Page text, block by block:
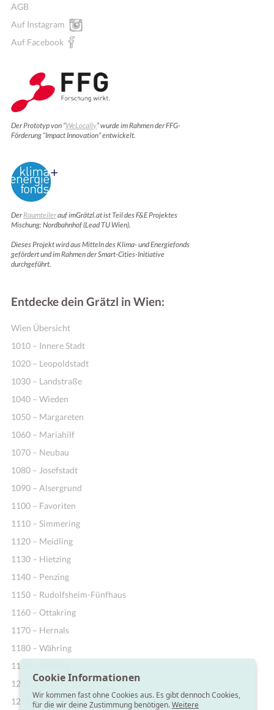
AGB
Auf Instagram
Auf Facebook
Der Prototyp von “WeLocally” wurde im Rahmen der FFG-
Förderung “Impact Innovation” entwickelt.
DerRaumteilerauf imGrätzl.at ist Teil des F&E Projektes
Mischung: Nordbahnhof (Lead TU Wien).
Dieses Projekt wird aus Mitteln des Klima- und Energiefonds
gefördert und im Rahmen der Smart-Cities-Initiative
durchgeführt.
Entdecke dein Grätzl in Wien:
Wien Übersicht
1010 – Innere Stadt
1020 – Leopoldstadt
1030 – Landstraße
1040 – Wieden
1050 – Margareten
1060 – Mariahilf
1070 – Neubau
1080 – Josefstadt
1090 – Alsergrund
1100 – Favoriten
1110 – Simmering
1120 – Meidling
1130 – Hietzing
1140 – Penzing
1150 – Rudolfsheim-Fünfhaus
1160 – Ottakring
1170 – Hernals
1180 – Währing
1190 – Döbling
1200 – Brigittenau
1210 – Floridsdorf
Cookie Informationen
Wir kommen fast ohne Cookies aus. Es gibt dennoch Cookies,
für die wir deine Zustimmung benötigen.Weitere